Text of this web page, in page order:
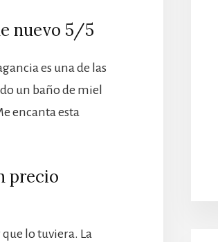
nuevo 5/5
es una de las
un baño de miel
encanta esta
precio
lo tuviera. La